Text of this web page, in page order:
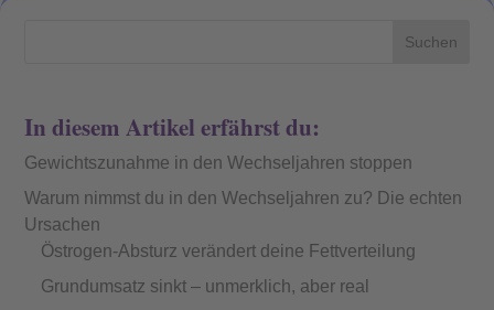
In diesem Artikel erfährst du:
Gewichtszunahme in den Wechseljahren stoppen
Warum nimmst du in den Wechseljahren zu? Die echten
Ursachen
Östrogen-Absturz verändert deine Fettverteilung
Grundumsatz sinkt – unmerklich, aber real